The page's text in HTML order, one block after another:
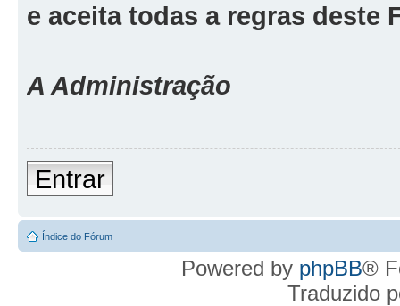
e aceita todas a regras deste
A Administração
Entrar
Índice do Fórum
Powered by phpBB®
Traduzido